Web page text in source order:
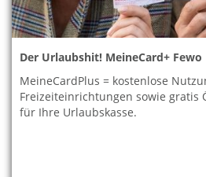
Der Urlaubshit! MeineCard+ Fewo
MeineCardPlus = kostenlose
Freizeiteinrichtungen sowie gratis
für Ihre Urlaubskasse.